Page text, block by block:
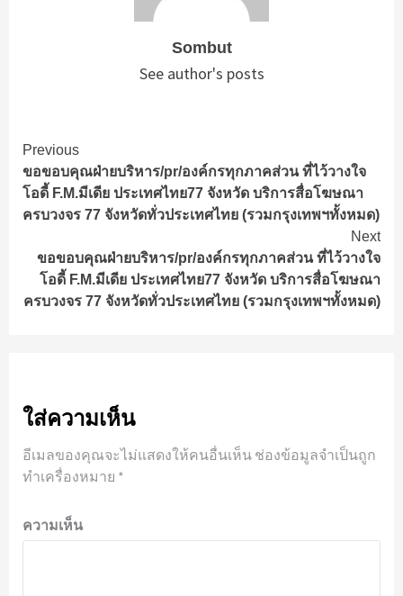
Sombut
See author's posts
Continue
Reading
Previous
ขอขอบคุณฝ่ายบริหาร/pr/องค์กรทุกภาคส่วน ที่ไว้วางใจ
โอดี้ F.M.มีเดีย ประเทศไทย77 จังหวัด บริการสื่อโฆษณา
ครบวงจร 77 จังหวัดทั่วประเทศไทย (รวมกรุงเทพฯทั้งหมด)
Next
ขอขอบคุณฝ่ายบริหาร/pr/องค์กรทุกภาคส่วน ที่ไว้วางใจ
โอดี้ F.M.มีเดีย ประเทศไทย77 จังหวัด บริการสื่อโฆษณา
ครบวงจร 77 จังหวัดทั่วประเทศไทย (รวมกรุงเทพฯทั้งหมด)
ใส่ความเห็น
อีเมลของคุณจะไม่แสดงให้คนอื่นเห็น ช่องข้อมูลจำเป็นถูก
ทำเครื่องหมาย *
ความเห็น